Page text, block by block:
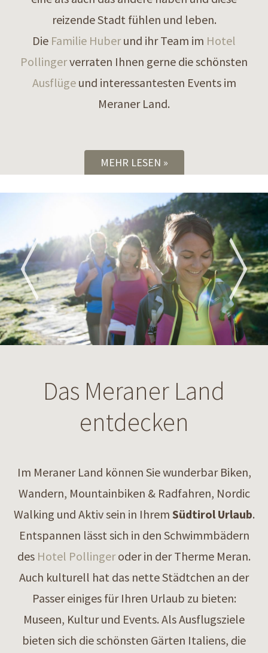
reizende Stadt fühlen und leben.
Die Familie Huberund ihr Team im Hotel
Pollingerverraten Ihnen gerne die schönsten
Ausflügeund interessantesten Events im
Meraner Land.
MEHR LESEN
Das Meraner Land
entdecken
Im Meraner Land können Sie wunderbar Biken,
Wandern, Mountainbiken & Radfahren, Nordic
Walking und Aktiv sein in Ihrem Südtirol Urlaub.
Entspannen lässt sich in den Schwimmbädern
des Hotel Pollingeroder in der Therme Meran.
Auch kulturell hat das nette Städtchen an der
Passer einiges für Ihren Urlaub zu bieten:
Museen, Kultur und Events. Als Ausflugsziele
bieten sich die schönsten Gärten Italiens, die